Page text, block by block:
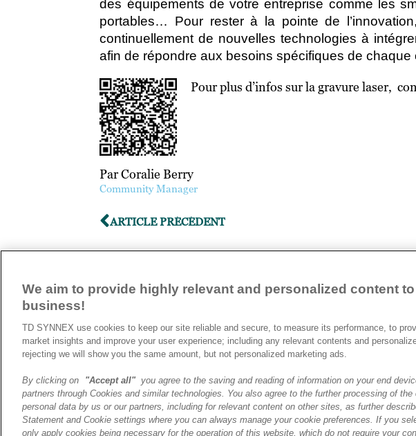
des équipements de votre entreprise comme les
portables… Pour rester à la pointe de
continuellement de nouvelles technologies à
afin de répondre aux besoins spécifiques de chaque
Pour plus d’infos sur la gravure laser,
Par Coralie Berry
Community Manager
ARTICLE PRÉCÉDENT
A propos de TD SYNNEX
Historique
Travailler chez TD SYNNEX
Devenir Client
Contact
We aim to provide highly relevant and personalized content
business!
TD SYNNEX use cookies to keep our site reliable and secure, to measure its performance, to
market insights and improve your user experience; including any relevant contents and
rejecting we will show you the same amount, but not personalized marketing ads.
By clicking on "Accept all"you agree to the saving and reading of information on your end
partners through Cookies and similar technologies. You also agree to the further processing of the
personal data by us or our partners, including for relevant content on other sites, as further
Statement and Cookie settings where you can always manage your cookie preferences. If you
only apply cookies being necessary for the operation of this website, which do not require your